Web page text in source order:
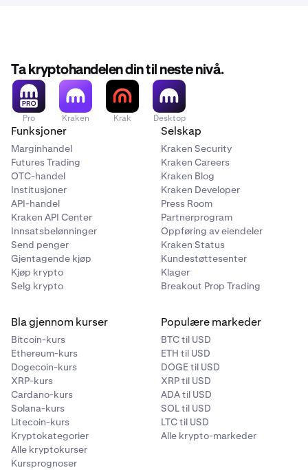
Ta kryptohandelen din til neste nivå.
Pro Kraken Krak Desktop
Funksjoner
Marginhandel
Futures Trading
OTC-handel
Institusjoner
API-handel
Kraken API Center
Innsatsbelønninger
Send penger
Gjentagende kjøp
Kjøp krypto
Selg krypto
Selskap
Kraken Security
Kraken Careers
Kraken Blog
Kraken Developer
Press Room
Partnerprogram
Oppføring av eiendeler
Kraken Status
Kundestøttesenter
Klager
Breakout Prop Trading
Bla gjennom kurser
Bitcoin-kurs
Ethereum-kurs
Dogecoin-kurs
XRP-kurs
Cardano-kurs
Solana-kurs
Litecoin-kurs
Kryptokategorier
Alle kryptokurser
Kursprognoser
Populære markeder
BTC til USD
ETH til USD
DOGE til USD
XRP til USD
ADA til USD
SOL til USD
LTC til USD
Alle krypto-markeder